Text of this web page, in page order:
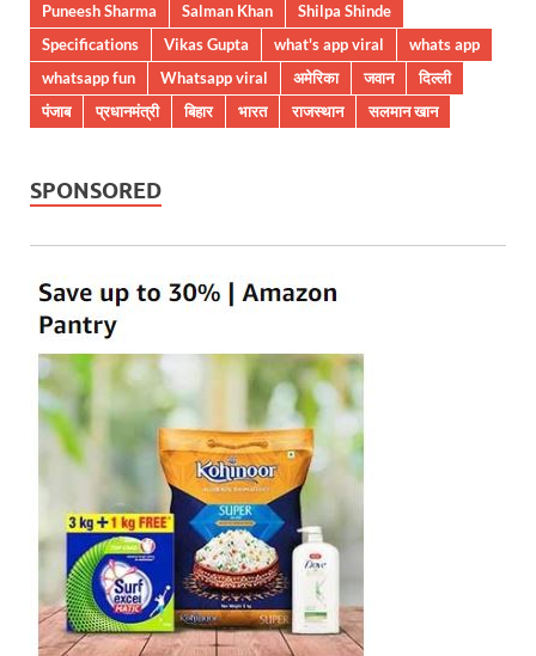
Puneesh Sharma
Salman Khan
Shilpa Shinde
Specifications
Vikas Gupta what's app viral
whats app
whatsapp fun
Whatsapp viral अमेरिका जवान
दिल्ली
पंजाब
प्रधानमंत्री बिहार भारत राजस्थान सलमान खान
SPONSORED